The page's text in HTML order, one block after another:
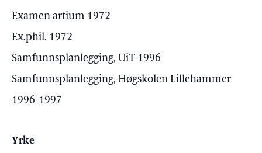
Examen artium 1972
Ex.phil. 1972
Samfunnsplanlegging, UiT 1996
Samfunnsplanlegging, Høgskolen Lillehammer
1996-1997
Yrke